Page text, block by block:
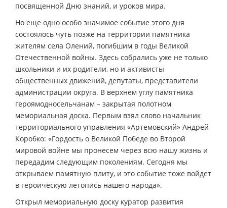
посвященной Дню знаний, и уроков мира.
Но еще одно особо значимое событие этого дня
состоялось чуть позже на территории памятника
жителям села Олений, погибшим в годы Великой
Отечественной войны. Здесь собрались уже не только
школьники и их родители, но и активисты
общественных движений, депутаты, представители
администрации округа. В верхнем углу памятника
героям­односельчанам – закрытая полотном
мемориальная доска. Первым взял слово начальник
территориального управления «Артемовский» Андрей
Коробко: «Гордость о Великой Победе во Второй
мировой войне мы пронесем через всю нашу жизнь и
передадим следующим поколениям. Сегодня мы
открываем памятную плиту, и это событие тоже войдет
в героическую летопись нашего народа».
Открыл мемориальную доску куратор развития